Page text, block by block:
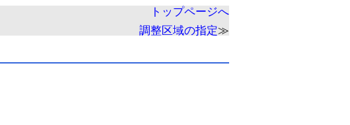
トップページへ
調整区域の指定≫